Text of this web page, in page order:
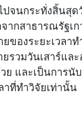
ปจนกระทั่งสิ้นสุด
ากสาธารณรัฐเ
ของระยะเวลาท
รวมวันเสาร์แล
ย และเป็นการนั
าที่ทำวิจัยเท่านั้น